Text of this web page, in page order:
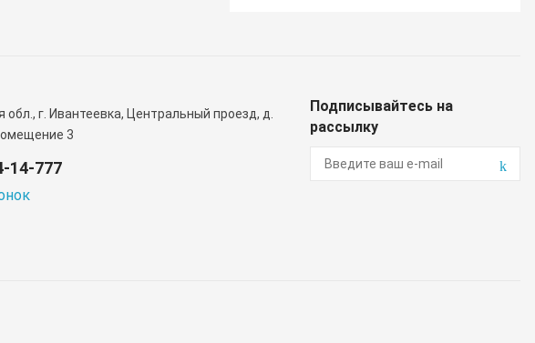
обл., г. Ивантеевка, Центральный проезд, д.
3
14-777
Подписывайтесь на
рассылку